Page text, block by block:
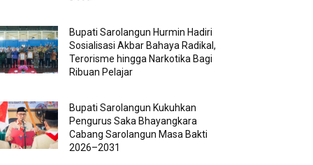
Bupati Sarolangun Hurmin Hadiri
Sosialisasi Akbar Bahaya Radikal,
Terorisme hingga Narkotika Bagi
Ribuan Pelajar
Bupati Sarolangun Kukuhkan
Pengurus Saka Bhayangkara
Cabang Sarolangun Masa Bakti
2026–2031